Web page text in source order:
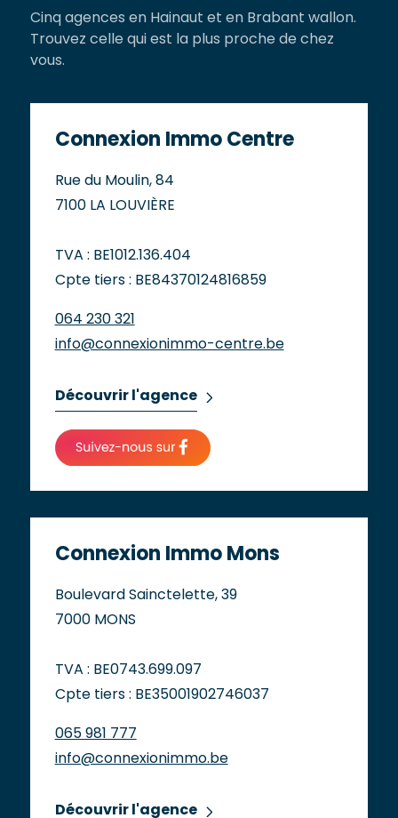
Cinq agences en Hainaut et en Brabant wallon.
Trouvez celle qui est la plus proche de chez
vous.
Connexion Immo Centre
Rue du Moulin, 84
7100 LA LOUVIÈRE
TVA : BE1012.136.404
Cpte tiers : BE84370124816859
064 230 321
info@connexionimmo-centre.be
Découvrir l'agence
Connexion Immo Mons
Boulevard Sainctelette, 39
7000 MONS
TVA : BE0743.699.097
Cpte tiers : BE35001902746037
065 981 777
info@connexionimmo.be
Découvrir l'agence